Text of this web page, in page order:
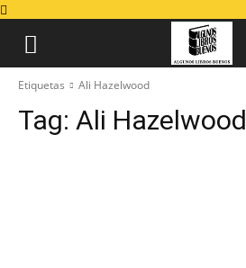
Etiquetas Ali Hazelwood
Tag: Ali Hazelwood